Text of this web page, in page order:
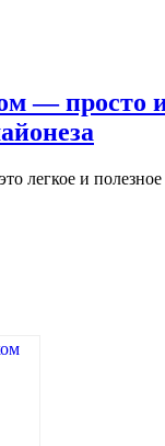
— просто и
и